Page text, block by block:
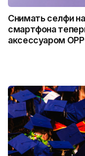
Снимать селфи
смартфона
аксессуаром